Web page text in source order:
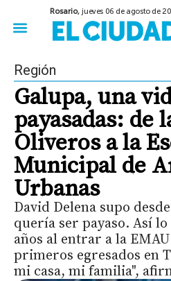
Rosario,jueves 06 de agosto de
Región
Galupa, una
payasadas: de
Oliveros a la
Municipal de
Urbanas
David Delena supo
quería ser payaso. Así lo
años al entrar a la
primeros egresados en
mi casa, mi familia",